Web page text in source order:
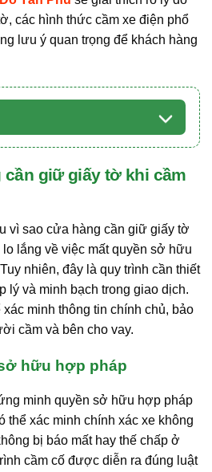
các hình thức cầm xe điện phổ
lưu ý quan trọng để khách hàng
cần giữ giấy tờ khi cầm
vì sao cửa hàng cần giữ giấy tờ
lắng về việc mất quyền sở hữu
nhiên, đây là quy trình cần thiết
lý và minh bạch trong giao dịch.
minh thông tin chính chủ, bảo
cầm và bên cho vay.
hữu hợp pháp
minh quyền sở hữu hợp pháp
thể xác minh chính xác xe không
bị báo mất hay thế chấp ở
cầm cố được diễn ra đúng luật